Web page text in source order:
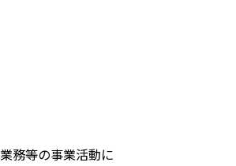
務等の事業活動に